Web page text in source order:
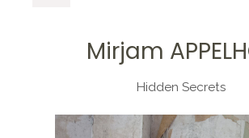
Mirjam
Hidden Secrets